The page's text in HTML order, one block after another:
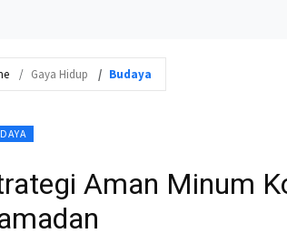
Gaya Hidup Budaya
Aman Minum